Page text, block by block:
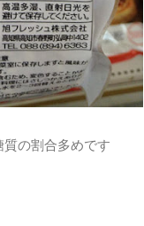
の割合多めです